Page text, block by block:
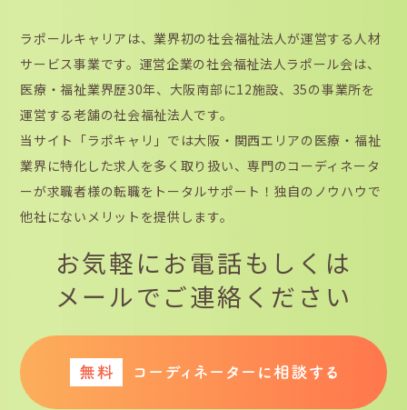
ラポールキャリアは、業界初の社会福祉法人が運営する人材
サービス事業です。運営企業の社会福祉法人ラポール会は、
医療・福祉業界歴30年、大阪南部に12施設、35の事業所を
運営する老舗の社会福祉法人です。
当サイト「ラポキャリ」では大阪・関西エリアの医療・福祉
業界に特化した求人を多く取り扱い、専門のコーディネータ
ーが求職者様の転職をトータルサポート！独自のノウハウで
他社にないメリットを提供します。
お気軽にお電話もしくは
メールでご連絡ください